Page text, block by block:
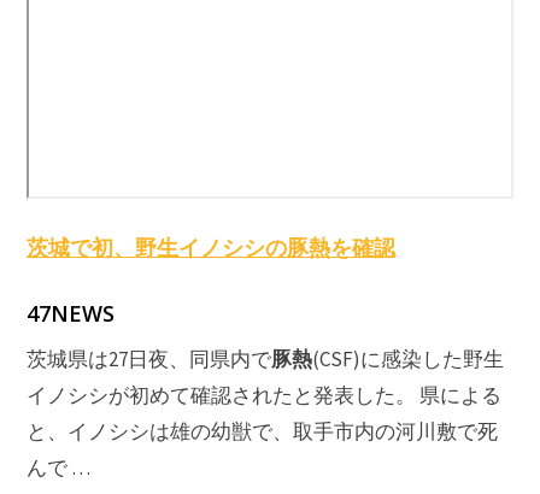
茨城で初、野生イノシシの豚熱を確認
47NEWS
茨城県は27日夜、同県内で豚熱(CSF)に感染した野生
イノシシが初めて確認されたと発表した。 県による
と、イノシシは雄の幼獣で、取手市内の河川敷で死
んで …